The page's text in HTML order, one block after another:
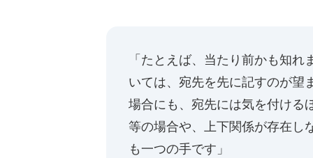
「たとえば、当たり前かも知
いては、宛先を先に記すのが望
場合にも、宛先には気を付ける
等の場合や、上下関係が存在し
も一つの手です」